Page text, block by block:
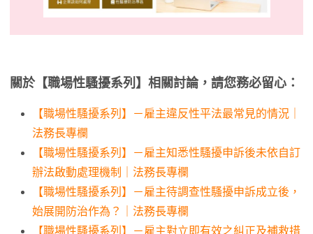
關於【職場性騷擾系列】相關討論，請您務必留心：
【職場性騷擾系列】－雇主違反性平法最常見的情況｜
法務長專欄
【職場性騷擾系列】－雇主知悉性騷擾申訴後未依自訂
辦法啟動處理機制｜法務長專欄
【職場性騷擾系列】－雇主待調查性騷擾申訴成立後，
始展開防治作為？｜法務長專欄
【職場性騷擾系列】－雇主對立即有效之糾正及補救措